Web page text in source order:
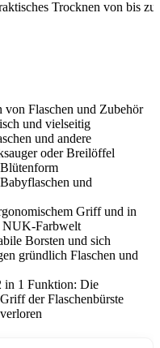
Trocknen von bis
von Flaschen und Zubehör
und vielseitig
und andere
oder Breilöffel
und
Griff und in
NUK-Farbwelt
Borsten und sich
gründlich Flaschen und
in 1 Funktion: Die
der Flaschenbürste